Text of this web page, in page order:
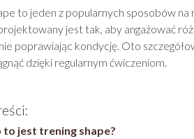
to jeden z popularnych sposobów
jest tak, aby angażować
poprawiając kondycję. Oto
dzięki regularnym ćwiczeniom.
to jest trening shape?